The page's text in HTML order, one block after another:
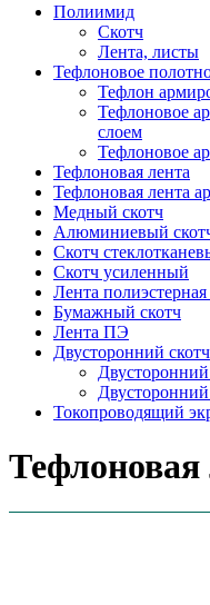
Полиимид
Скотч
Лента, листы
Тефлоновое
Тефлон
Тефлоновое
слоем
Тефлоновое
Тефлоновая лента
Тефлоновая лента
Медный скотч
Алюминиевый
Скотч
Скотч усиленный
Лента
Бумажный скотч
Лента ПЭ
Двусторонний скотч
Токопроводящий
Тефлоновая